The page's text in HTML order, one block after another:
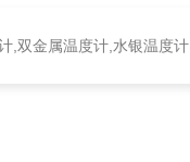
,双金属温度计,水银温度计